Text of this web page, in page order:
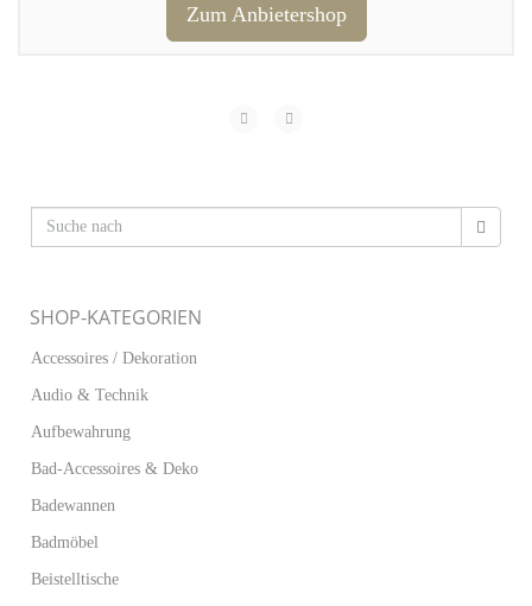
Zum Anbietershop
SHOP-KATEGORIEN
Accessoires / Dekoration
Audio & Technik
Aufbewahrung
Bad-Accessoires & Deko
Badewannen
Badmöbel
Beistelltische